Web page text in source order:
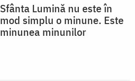
Sfânta Lumină nu este în
mod simplu o minune. Este
minunea minunilor